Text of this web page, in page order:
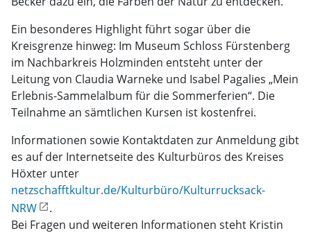
Ein besonderes Highlight führt sogar über die
Kreisgrenze hinweg: Im Museum Schloss Fürstenberg
im Nachbarkreis Holzminden entsteht unter der
Leitung von Claudia Warneke und Isabel Pagalies „Mein
Erlebnis-Sammelalbum für die Sommerferien“. Die
Teilnahme an sämtlichen Kursen ist kostenfrei.
Informationen sowie Kontaktdaten zur Anmeldung gibt
es auf der Internetseite des Kulturbüros des Kreises
Höxter unter
netzschafftkultur.de/Kulturbüro/Kulturrucksack-
NRW
.
Bei Fragen und weiteren Informationen steht Kristin